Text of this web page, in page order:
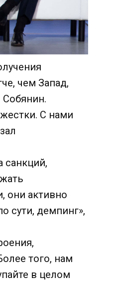
чем Запад,
Собянин.
С нами
санкций,
они активно
сути, демпинг»,
того, нам
в целом